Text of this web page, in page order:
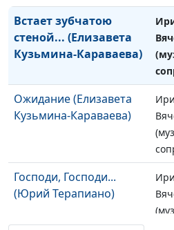
Встает зубчатою
стеной... (Елизавета
Кузьмина-Караваева)
Ожидание (Елизавета
Кузьмина-Караваева)
Господи, Господи...
(Юрий Терапиано)